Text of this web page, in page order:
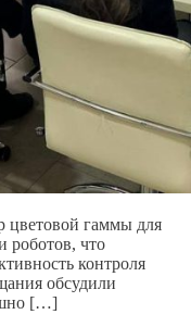
цветовой гаммы для
роботов, что
контроля
обсудили
[…]